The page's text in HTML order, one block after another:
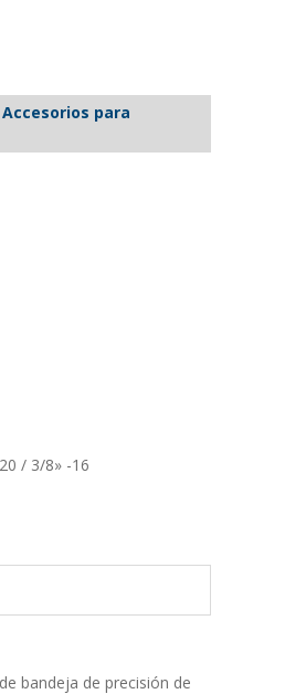
Accesorios para
/ 3/8» -16
bandeja de precisión de